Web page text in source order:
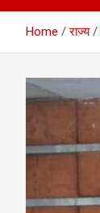
Home राज्य